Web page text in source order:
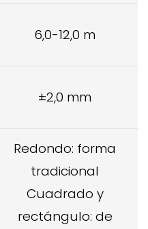
6,0-12,0 m
±2,0 mm
Redondo: forma
tradicional
Cuadrado y
rectángulo: de